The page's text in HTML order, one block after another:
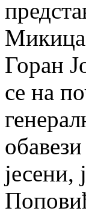
Микица
Горан
се на
јесени,